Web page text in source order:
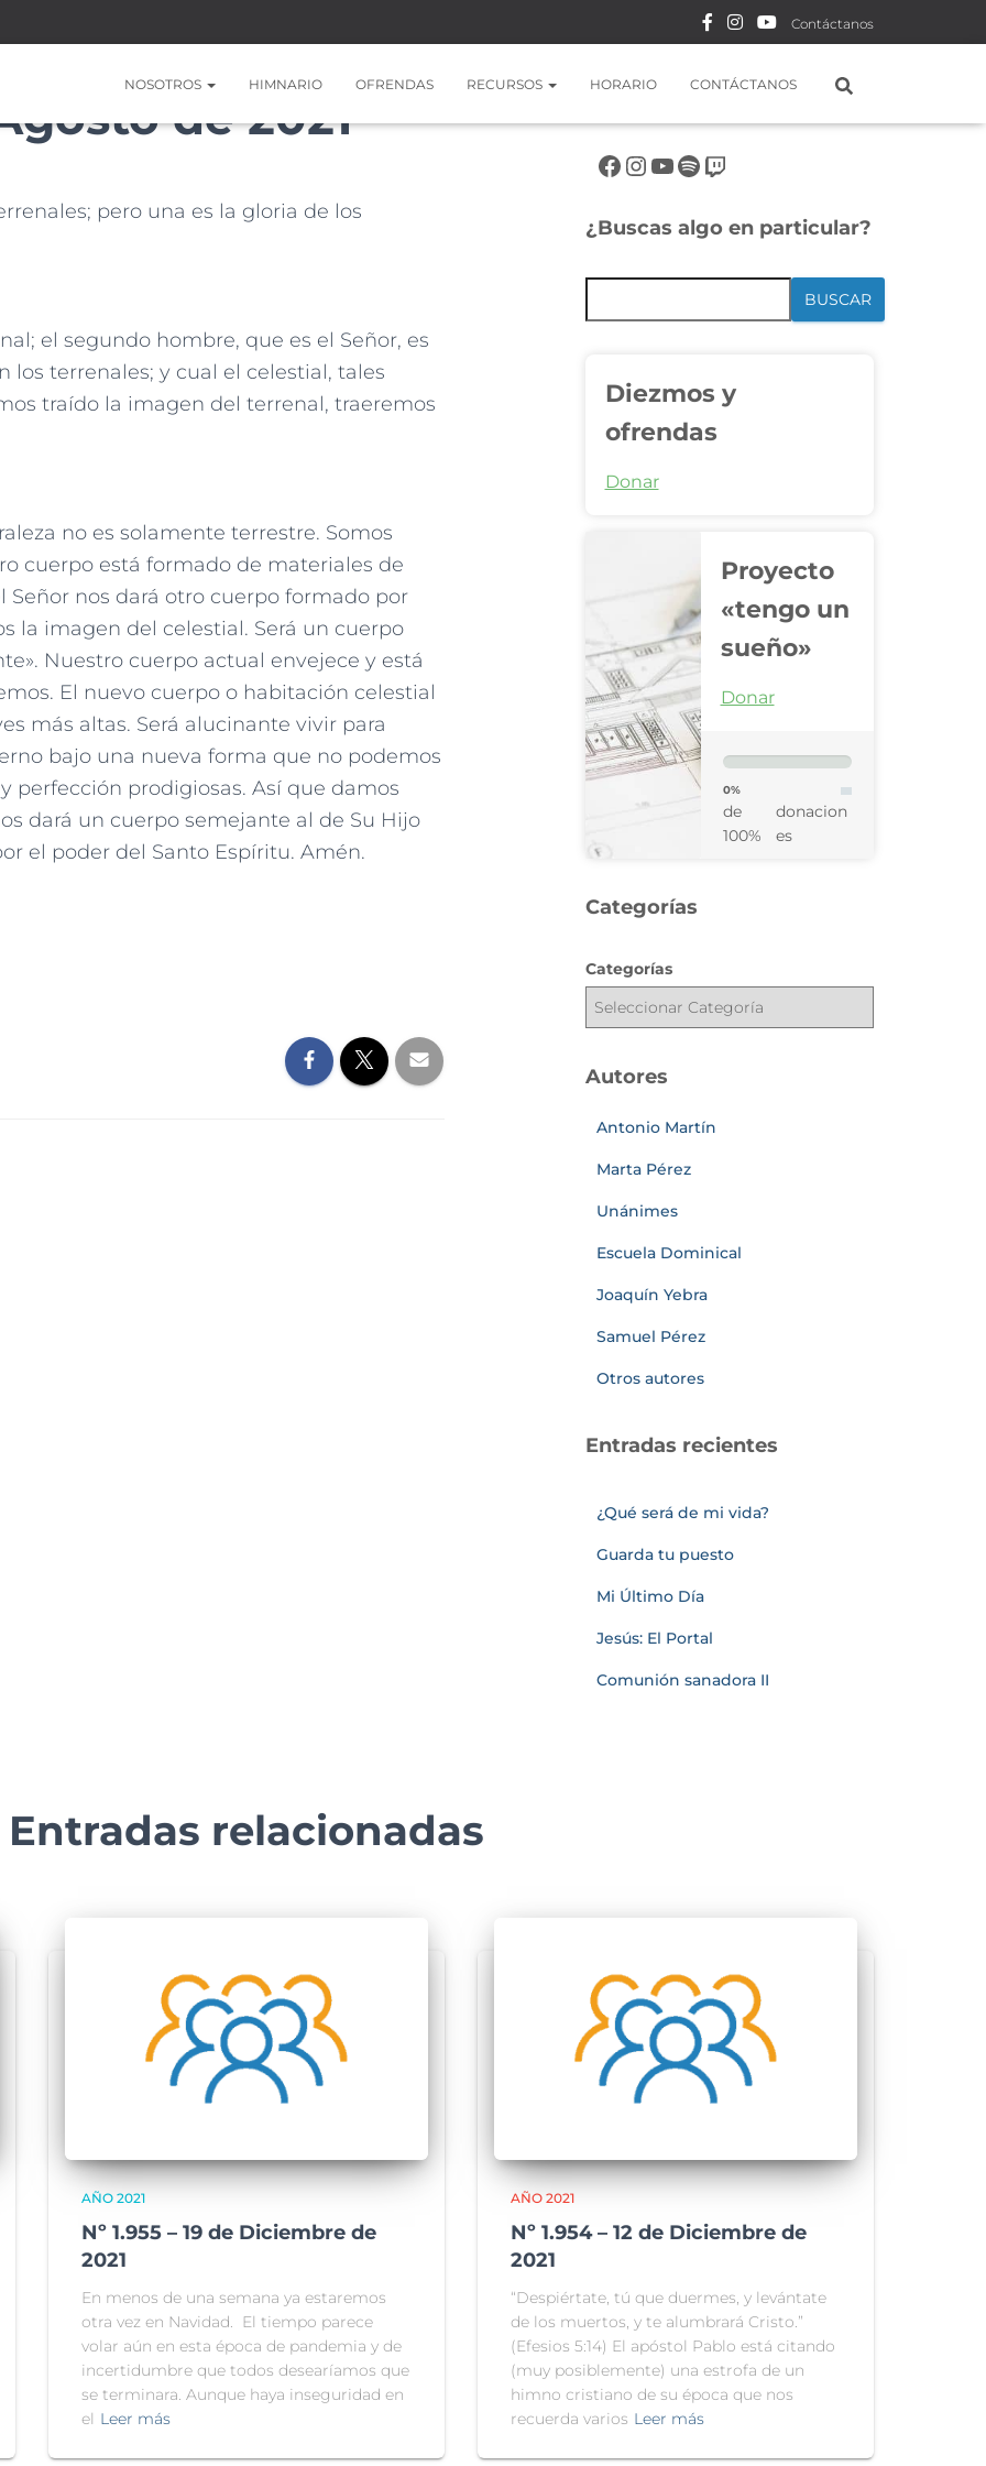
Contáctanos
NOSOTROS HIMNARIO OFRENDAS RECURSOS HORARIO CONTÁCTANOS
de 2021
pero una es la gloria de los
el segundo hombre, que es el Señor, es
los terrenales; y cual el celestial, tales
traído la imagen del terrenal, traeremos
no es solamente terrestre. Somos
cuerpo está formado de materiales de
Señor nos dará otro cuerpo formado por
la imagen del celestial. Será un cuerpo
Nuestro cuerpo actual envejece y está
El nuevo cuerpo o habitación celestial
más altas. Será alucinante vivir para
bajo una nueva forma que no podemos
perfección prodigiosas. Así que damos
dará un cuerpo semejante al de Su Hijo
el poder del Santo Espíritu. Amén.
¿Buscas algo en particular?
BUSCAR
Diezmos y
ofrendas
Donar
Proyecto
«tengo un
sueño»
Donar
0%
de
100%
donacion
es
Categorías
Categorías
Autores
Antonio Martín
Marta Pérez
Unánimes
Escuela Dominical
Joaquín Yebra
Samuel Pérez
Otros autores
Entradas recientes
¿Qué será de mi vida?
Guarda tu puesto
Mi Último Día
Jesús: El Portal
Comunión sanadora II
Entradas relacionadas
AÑO 2021
Nº 1.955 – 19 de Diciembre de
2021
En menos de una semana ya estaremos
otra vez en Navidad. El tiempo parece
volar aún en esta época de pandemia y de
incertidumbre que todos desearíamos que
se terminara. Aunque haya inseguridad en
el Leer más
AÑO 2021
Nº 1.954 – 12 de Diciembre de
2021
“Despiértate, tú que duermes, y levántate
de los muertos, y te alumbrará Cristo.”
(Efesios 5:14) El apóstol Pablo está citando
(muy posiblemente) una estrofa de un
himno cristiano de su época que nos
recuerda varios Leer más